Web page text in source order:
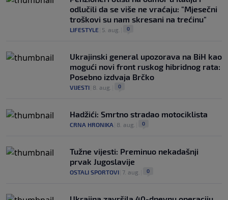
odlučili da se više ne vraćaju: "Mjesečni
troškovi su nam skresani na trećinu"
LIFESTYLE 5. aug. 0
Ukrajinski general upozorava na BiH kao
mogući novi front ruskog hibridnog rata:
Posebno izdvaja Brčko
VIJESTI 8. aug. 0
Hadžići: Smrtno stradao motociklista
CRNA HRONIKA 8. aug. 0
Tužne vijesti: Preminuo nekadašnji
prvak Jugoslavije
OSTALI SPORTOVI 7. aug. 0